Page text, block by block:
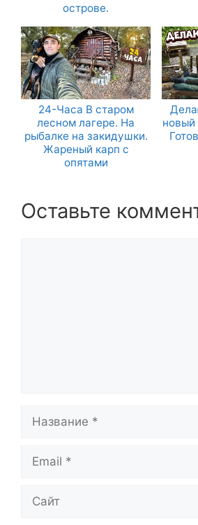
острове.
24-Часа В старом
лесном лагере. На
рыбалке на закидушки.
Жареный карп с
опятами
новый
Оставьте